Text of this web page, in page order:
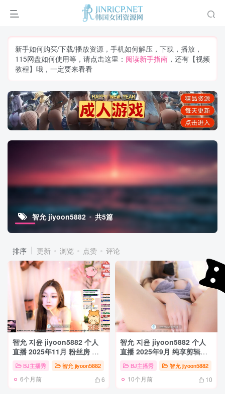
新手如何购买/下载/播放资源，手机如何解压，下载，播放，
115网盘如何使用等，请点击这里： 阅读新手指南 ，还有【视频
教程】哦，一定要来看看
智允 jiyoon5882 共5篇
排序 更新 浏览 点赞 评论
智允 지윤 jiyoon5882 个人
直播 2025年11月 粉丝房 密
码房 VIP [9V/28.9G]
BJ主播秀 智允 jiyoon5882
6个月前 6
智允 지윤 jiyoon5882 个人
直播 2025年9月 纯享剪辑合
集包 [9V/13G]
BJ主播秀 智允 jiyoon5882
10个月前 10